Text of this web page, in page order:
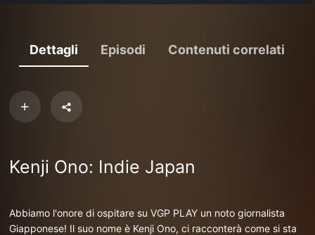
Dettagli Episodi Contenuti correlati
Kenji Ono: Indie Japan
Abbiamo l'onore di ospitare su VGP PLAY un noto giornalista
Giapponese! Il suo nome è Kenji Ono, ci racconterà come si sta